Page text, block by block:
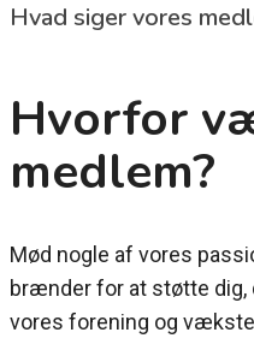
Hvad siger vores
Hvorfor
medlem?
Mød nogle af vores
brænder for at støtte dig,
vores forening og